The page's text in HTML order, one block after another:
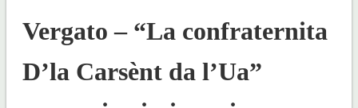
Vergato – “La confraternita
D’la Carsènt da l’Ua”